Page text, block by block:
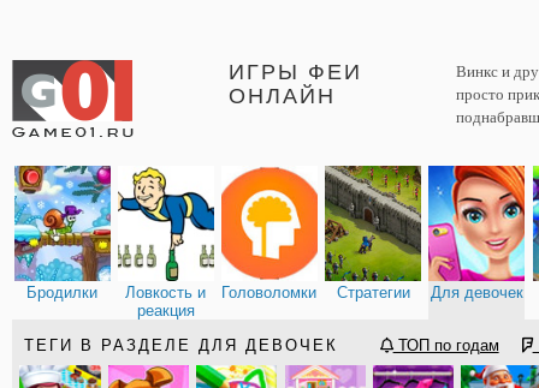
ИГРЫ ФЕИ
ОНЛАЙН
Винкс и
просто
Бродилки
Ловкость и
реакция
Головоломки Стратегии Для девочек
ТЕГИ В РАЗДЕЛЕ ДЛЯ ДЕВОЧЕК ТОП по годам